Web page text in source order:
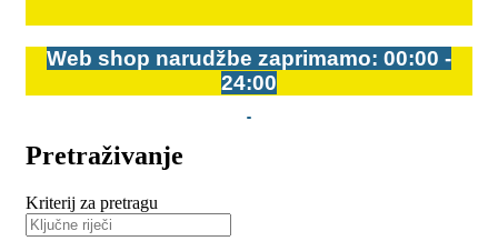
Web shop narudžbe zaprimamo: 00:00 -
24:00
Pretraživanje
Kriterij za pretragu